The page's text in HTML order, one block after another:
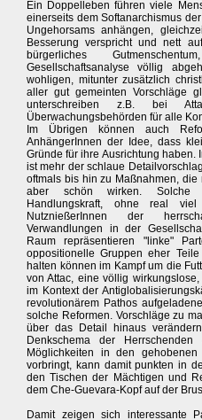
Ein Doppelleben führen viele
einerseits dem Softanarchismus
Ungehorsams anhängen,
Besserung verspricht und nett
bürgerliches
Gesellschaftsanalyse völlig
wohligen, mitunter zusätzlich
aller gut gemeinten Vorschläge
unterschreiben z.B. bei
Überwachungsbehörden für alle
Im Übrigen können auch
AnhängerInnen der Idee, dass
Gründe für ihre Ausrichtung haben.
ist mehr der schlaue
oftmals bis hin zu Maßnahmen,
aber schön wirken. Solche
Handlungskraft, ohne real
NutznießerInnen der
Verwandlungen in der
Raum repräsentieren "linke"
oppositionelle Gruppen eher
halten können im Kampf um die
von Attac, eine völlig
im Kontext der
revolutionärem Pathos
solche Reformen. Vorschläge zu
über das Detail hinaus
Denkschema der
Möglichkeiten in den
vorbringt, kann damit punkten in
den Tischen der Mächtigen und
dem Che-Guevara-Kopf auf der
Damit zeigen sich interessante